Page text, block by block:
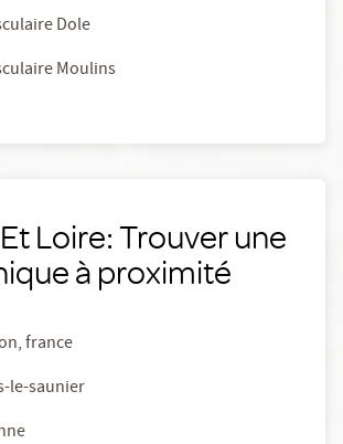
Dole
Moulins
Loire: Trouver une
à proximité
france
le-saunier